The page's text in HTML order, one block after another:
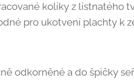
kolíky z listnatého
pro ukotvení plachty k
odkorněné a do špičky